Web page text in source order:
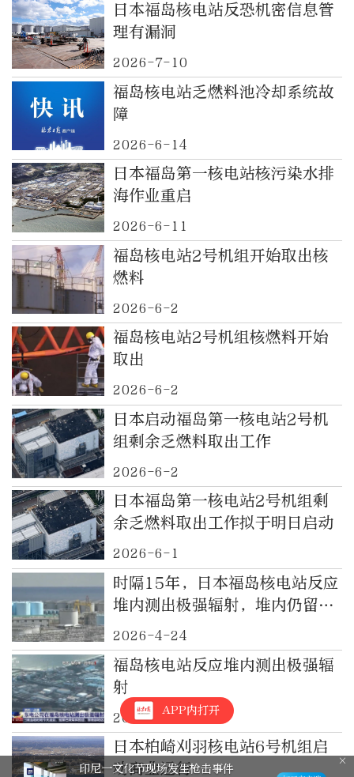
日本福岛核电站反恐机密信息管
理有漏洞
2026-7-10
福岛核电站乏燃料池冷却系统故
障
2026-6-14
日本福岛第一核电站核污染水排
海作业重启
2026-6-11
福岛核电站2号机组开始取出核
燃料
2026-6-2
福岛核电站2号机组核燃料开始
取出
2026-6-2
日本启动福岛第一核电站2号机
组剩余乏燃料取出工作
2026-6-2
日本福岛第一核电站2号机组剩
余乏燃料取出工作拟于明日启动
2026-6-1
时隔15年，日本福岛核电站反应
堆内测出极强辐射，堆内仍留存
核残渣
2026-4-24
福岛核电站反应堆内测出极强辐
射
2026-4-24
日本柏崎刈羽核电站6号机组启
动商业运行
APP内打开
印尼一文化节现场发生枪击事件